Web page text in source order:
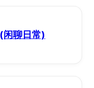
(闲聊日常)